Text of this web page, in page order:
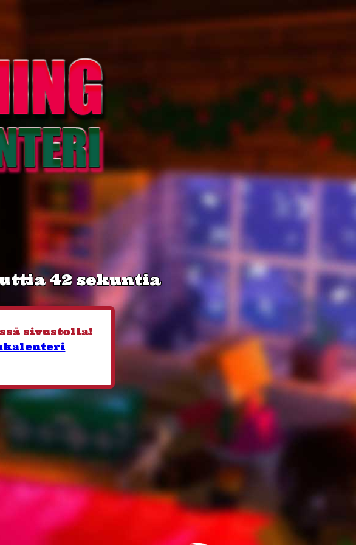
41 sekuntia
sivustolla!